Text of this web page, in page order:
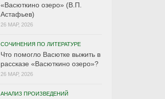
«Васюткино озеро» (В.П.
Астафьев)
26 МАР, 2026
СОЧИНЕНИЯ ПО ЛИТЕРАТУРЕ
Что помогло Васютке выжить в
рассказе «Васюткино озеро»?
26 МАР, 2026
АНАЛИЗ ПРОИЗВЕДЕНИЙ